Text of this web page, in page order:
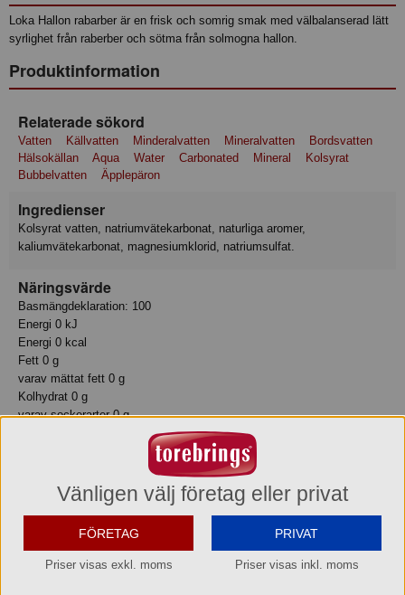
Loka Hallon rabarber är en ​frisk och somrig smak med välbalanserad lätt
syrlighet från raberber och sötma från solmogna hallon.
Produktinformation
Relaterade sökord
Vatten Källvatten Minderalvatten Mineralvatten
Bordsvatten
Hälsokällan
Aqua Water Carbonated Mineral
Kolsyrat
Bubbelvatten
Äpplepäron
Ingredienser
Kolsyrat vatten, natriumvätekarbonat, naturliga aromer,
kaliumvätekarbonat, magnesiumklorid, natriumsulfat.
Näringsvärde
Basmängdeklaration: 100
Energi 0 kJ
Energi 0 kcal
Fett 0 g
varav mättat fett 0 g
Kolhydrat 0 g
varav sockerarter 0 g
Förvaring
Ursprungsland
Sverige
Vänligen välj företag eller privat
FÖRETAG
Priser visas exkl. moms
PRIVAT
Priser visas inkl. moms